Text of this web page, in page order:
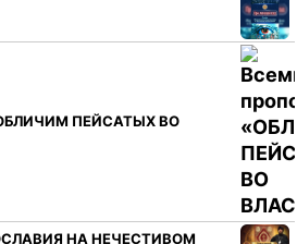
ПЕЙСАТЫХ ВО
НА НЕЧЕСТИВОМ